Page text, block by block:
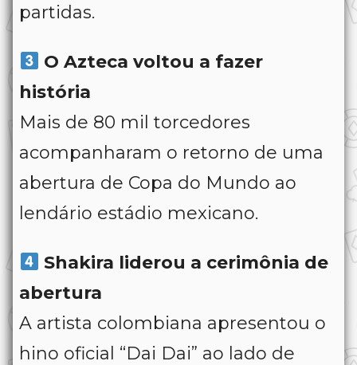
partidas.
O Azteca voltou a fazer
história
Mais de 80 mil torcedores
acompanharam o retorno de uma
abertura de Copa do Mundo ao
lendário estádio mexicano.
Shakira liderou a cerimônia de
abertura
A artista colombiana apresentou o
hino oficial “Dai Dai” ao lado de